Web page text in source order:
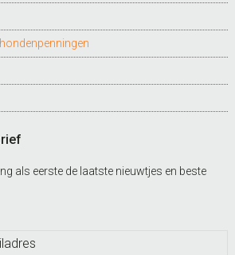
als eerste de laatste nieuwtjes en beste